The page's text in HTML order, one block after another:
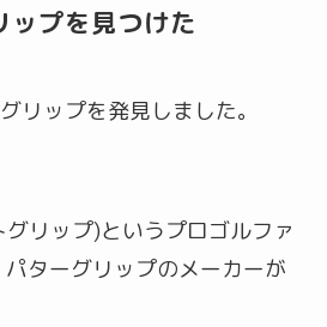
ップを見つけた
リップを発見しました。
リップ)というプロゴルファ
ターグリップのメーカーが